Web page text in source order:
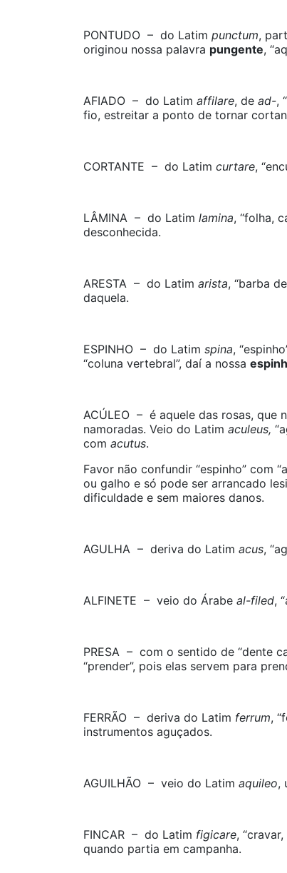
PONTUDO – do Latim punctum,
originou nossa palavra pungente,
AFIADO – do Latim affilare, de ad-,
fio, estreitar a ponto de tornar
CORTANTE – do Latim curtare,
LÂMINA – do Latim lamina, “folha,
desconhecida.
ARESTA – do Latim arista, “barba
daquela.
ESPINHO – do Latim spina,
“coluna vertebral”, daí a nossa
ACÚLEO – é aquele das rosas, que
namoradas. Veio do Latim aculeus,
com acutus.
Favor não confundir “espinho” com
ou galho e só pode ser arrancado
dificuldade e sem maiores danos.
AGULHA – deriva do Latim acus,
ALFINETE – veio do Árabe al-filed,
PRESA – com o sentido de “dente
“prender”, pois elas servem para
FERRÃO – deriva do Latim ferrum,
instrumentos aguçados.
AGUILHÃO – veio do Latim aquileo,
FINCAR – do Latim figicare,
quando partia em campanha.